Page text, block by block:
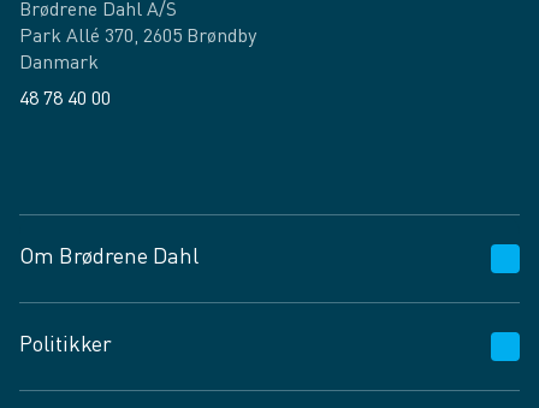
Brødrene Dahl A/S
Park Allé 370, 2605 Brøndby
Danmark
48 78 40 00
Om Brødrene Dahl
Vagttelefon 30 10 89 89
Spørgsmål og svar
Politikker